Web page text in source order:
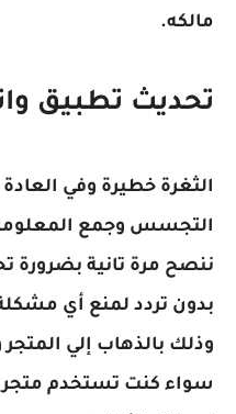
مالكه.
تحديث تطبيق
الثغرة خطيرة وفي
التجسس وجمع
ننصح مرة تانية بضرورة
بدون تردد لمنع أي
وذلك بالذهاب إلي
سواء كنت تستخدم متجر